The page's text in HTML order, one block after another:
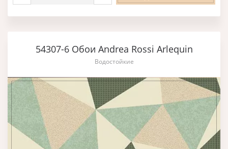
54307-6 Обои Andrea Rossi Arlequin
Водостойкие